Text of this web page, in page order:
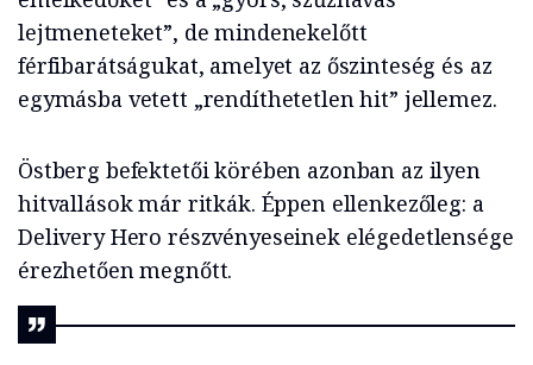
lejtmeneteket”, de mindenekelőtt
férfibarátságukat, amelyet az őszinteség és az
egymásba vetett „rendíthetetlen hit” jellemez.
Östberg befektetői körében azonban az ilyen
hitvallások már ritkák. Éppen ellenkezőleg: a
Delivery Hero részvényeseinek elégedetlensége
érezhetően megnőtt.